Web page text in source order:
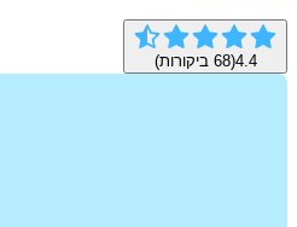
4.4
(
68 ביקורות)